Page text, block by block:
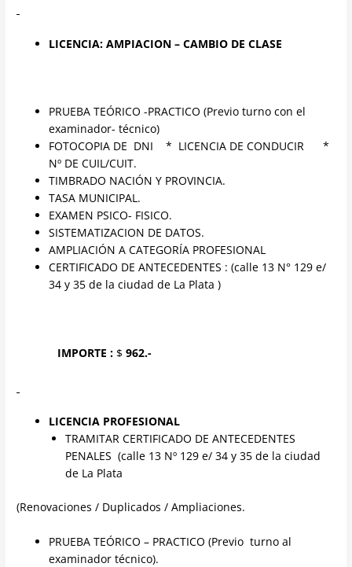
LICENCIA: AMPIACION – CAMBIO DE CLASE
PRUEBA TEÓRICO -PRACTICO (Previo turno con el
examinador- técnico)
FOTOCOPIA DE DNI * LICENCIA DE CONDUCIR *
Nº DE CUIL/CUIT.
TIMBRADO NACIÓN Y PROVINCIA.
TASA MUNICIPAL.
EXAMEN PSICO- FISICO.
SISTEMATIZACION DE DATOS.
AMPLIACIÓN A CATEGORÍA PROFESIONAL
CERTIFICADO DE ANTECEDENTES : (calle 13 N° 129 e/
34 y 35 de la ciudad de La Plata )
IMPORTE : $ 962.-
LICENCIA PROFESIONAL
TRAMITAR CERTIFICADO DE ANTECEDENTES
PENALES (calle 13 Nº 129 e/ 34 y 35 de la ciudad
de La Plata
(Renovaciones / Duplicados / Ampliaciones.
PRUEBA TEÓRICO – PRACTICO (Previo turno al
examinador técnico).